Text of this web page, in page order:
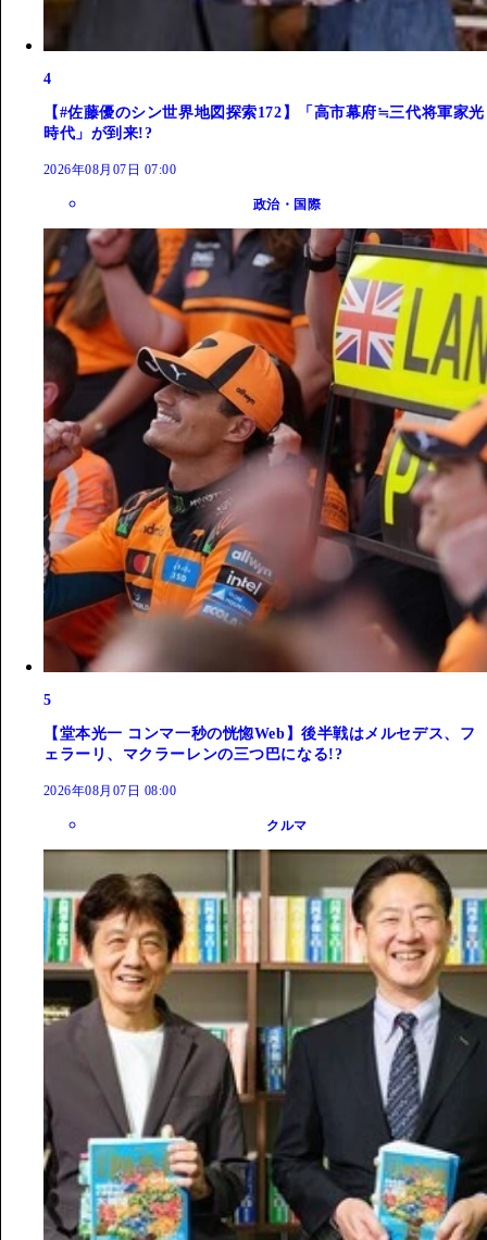
4
【#佐藤優のシン世界地図探索172】「高市幕府≒三代将軍家光
時代」が到来!?
2026年08月07日 07:00
政治・国際
5
【堂本光一 コンマ一秒の恍惚Web】後半戦はメルセデス、フ
ェラーリ、マクラーレンの三つ巴になる!?
2026年08月07日 08:00
クルマ